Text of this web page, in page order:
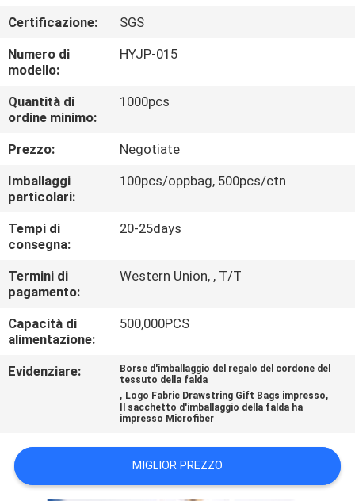
VISITA
ALLA
FABBRICA
CONTROLLO
DELLA
QUALITÀ
CONTATTACI
NOTIZIE
CHIEDI
PREVENTIVO
DEL
SITO
Certificazione:
SGS
Numero di
modello:
HYJP-015
Quantità di
ordine minimo:
1000pcs
Prezzo:
Negotiate
Imballaggi
particolari:
100pcs/oppbag, 500pcs/ctn
Tempi di
consegna:
20-25days
Termini di
pagamento:
Western Union, , T/T
Capacità di
alimentazione:
500,000PCS
Evidenziare:
Borse d'imballaggio del regalo del cordone del
tessuto della falda
, Logo Fabric Drawstring Gift Bags impresso,
Il sacchetto d'imballaggio della falda ha
impresso Microfiber
MIGLIOR PREZZO